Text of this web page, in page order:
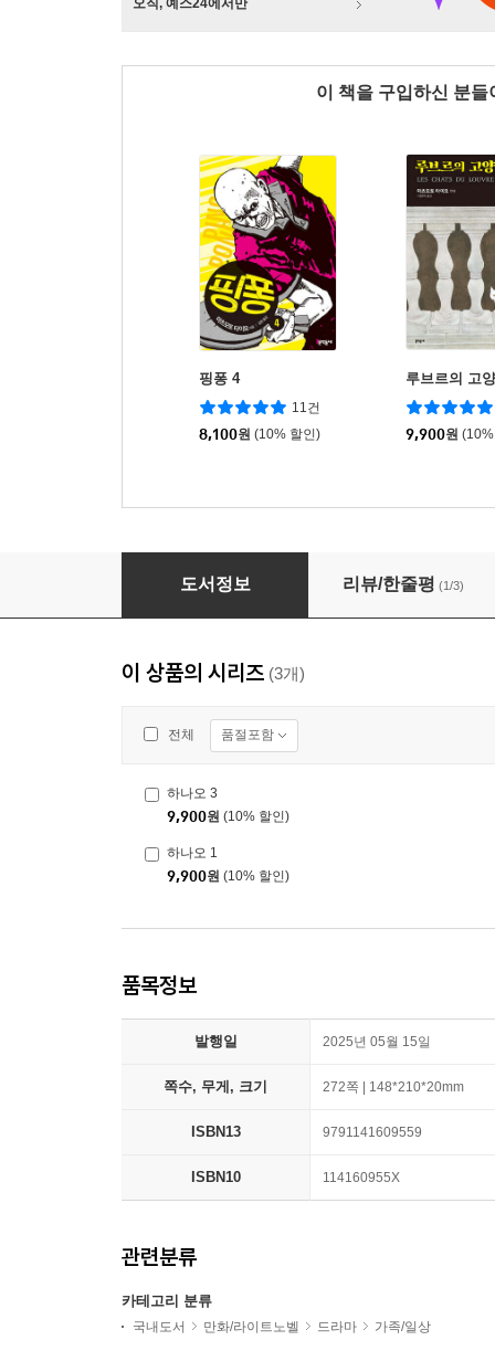
오직, 예스24에서만
이 책을 구입하신 분
핑퐁 4
11건
8,100원 (10% 할인)
루브르의 고
9,900원
하나오 3
도서정보 리뷰/한줄평 (1/3)
이 상품의 시리즈 (3개)
전체 품절포함
하나오 3
9,900원 (10% 할인)
하나오 1
9,900원 (10% 할인)
품목정보
발행일 2025년 05월 15일
쪽수, 무게, 크기 272쪽 | 148*210*20mm
ISBN13 9791141609559
ISBN10 114160955X
관련분류
카테고리 분류
국내도서 만화/라이트노벨 드라마 가족/일상